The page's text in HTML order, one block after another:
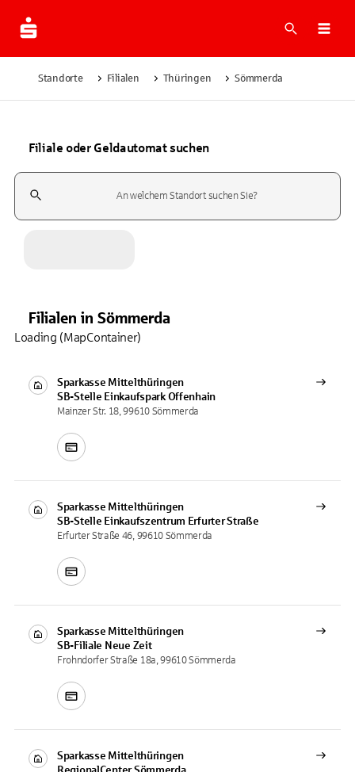
Suche
Standorte Filialen Thüringen Sömmerda
Filiale oder Geldautomat suchen
Suchfeld
Filialen in Sömmerda
Sparkasse Mittelthüringen
SB-Stelle Einkaufspark Offenhain
Mainzer Str. 18, 99610 Sömmerda
Sparkasse Mittelthüringen
SB-Stelle Einkaufszentrum Erfurter Straße
Erfurter Straße 46, 99610 Sömmerda
Sparkasse Mittelthüringen
SB-Filiale Neue Zeit
Frohndorfer Straße 18a, 99610 Sömmerda
Sparkasse Mittelthüringen
Loading (MapContainer)